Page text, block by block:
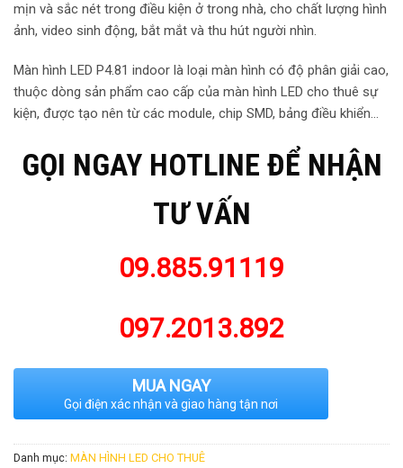
mịn và sắc nét trong điều kiện ở trong nhà, cho chất lượng hình
ảnh, video sinh động, bắt mắt và thu hút người nhìn.
Màn hình LED P4.81 indoor là loại màn hình có độ phân giải cao,
thuộc dòng sản phẩm cao cấp của màn hình LED cho thuê sự
kiện, được tạo nên từ các module, chip SMD, bảng điều khiển…
GỌI NGAY HOTLINE ĐỂ NHẬN
TƯ VẤN
09.885.91119
097.2013.892
MUA NGAY
Gọi điện xác nhận và giao hàng tận nơi
Danh mục: MÀN HÌNH LED CHO THUÊ